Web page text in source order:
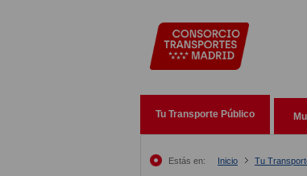
Tu Transporte Público
Estás en: Inicio Tu